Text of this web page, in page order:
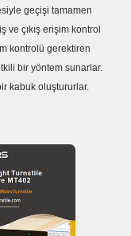
geçişi tamamen
ve çıkış erişim kontrol
kontrolü gerektiren
bir yöntem sunarlar.
kabuk oluştururlar.